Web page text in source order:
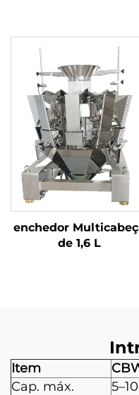
enchedor
de 1,6 L
Item
Cap. máx.